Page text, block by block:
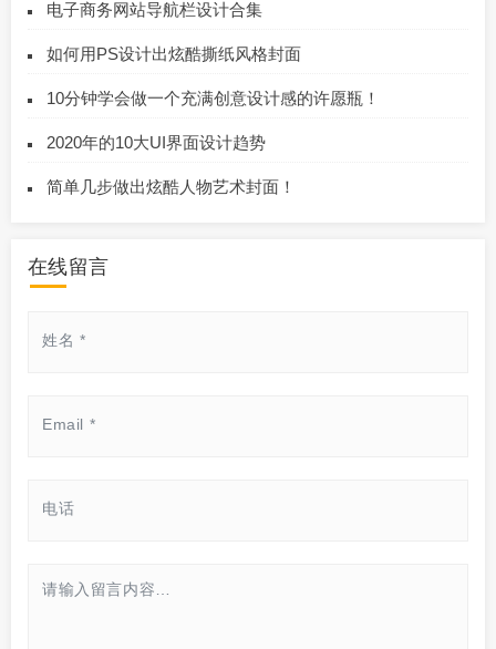
电子商务网站导航栏设计合集
如何用PS设计出炫酷撕纸风格封面
10分钟学会做一个充满创意设计感的许愿瓶！
2020年的10大UI界面设计趋势
简单几步做出炫酷人物艺术封面！
在线留言